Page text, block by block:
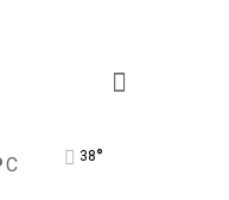
C 38°